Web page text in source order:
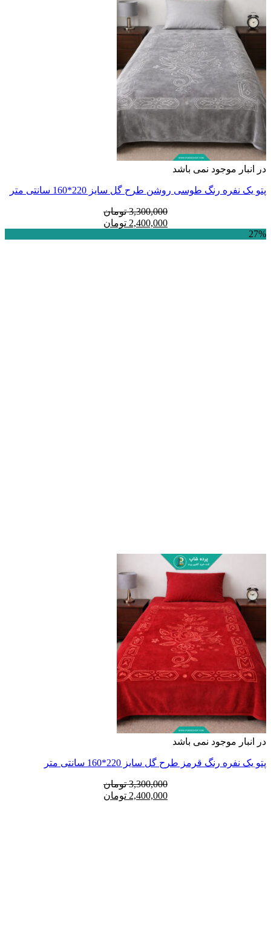
در انبار موجود نمی باشد
پتو یک نفره رنگ طوسی روشن طرح گل سایز 220*160 سانتی متر
3,300,000 تومان
قیمت
اصلی:2,400,000 تومان
قیمت
فعلی:
27%
در انبار موجود نمی باشد
پتو یک نفره رنگ قرمز طرح گل سایز 220*160 سانتی متر
3,300,000 تومان
قیمت
اصلی:2,400,000 تومان
قیمت
فعلی: